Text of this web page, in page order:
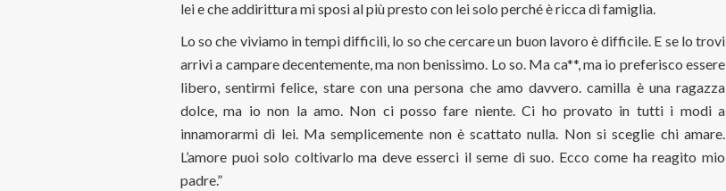
lei e che addirittura mi sposi al più presto con lei solo perché è ricca di famiglia.
Lo so che viviamo in tempi difficili, lo so che cercare un buon lavoro è difficile. E se lo trovi
arrivi a campare decentemente, ma non benissimo. Lo so. Ma ca**, ma io preferisco essere
libero, sentirmi felice, stare con una persona che amo davvero. camilla è una ragazza
dolce, ma io non la amo. Non ci posso fare niente. Ci ho provato in tutti i modi a
innamorarmi di lei. Ma semplicemente non è scattato nulla. Non si sceglie chi amare.
L’amore puoi solo coltivarlo ma deve esserci il seme di suo. Ecco come ha reagito mio
padre.”